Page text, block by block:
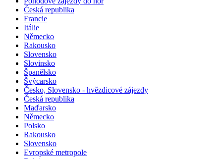
Česká republika
Francie
Itálie
Německo
Rakousko
Slovensko
Slovinsko
Španělsko
Švýcarsko
Česko, Slovensko - hvězdicové zájezdy
Česká republika
Maďarsko
Německo
Polsko
Rakousko
Slovensko
Evropské metropole